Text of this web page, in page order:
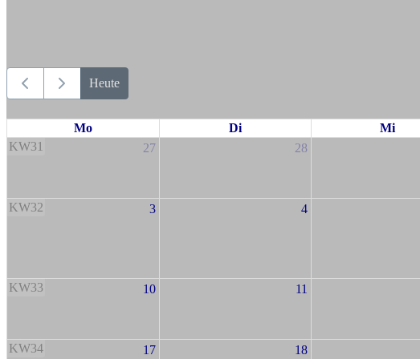
Heute
Mo Di Mi
KW31
27 28
KW32 3 4
KW33 10 11
KW34 17 18